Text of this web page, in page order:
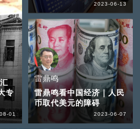
专
01
2023-06-13
雷鼎鸣
雷鼎鸣看中国经济｜人民
币取代美元的障碍
2023-06-07